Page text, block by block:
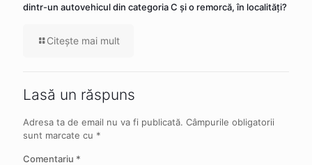
dintr-un autovehicul din categoria C şi o remorcă, în localităţi?
Citeşte mai mult
Lasă un răspuns
Adresa ta de email nu va fi publicată. Câmpurile obligatorii
sunt marcate cu *
Comentariu *